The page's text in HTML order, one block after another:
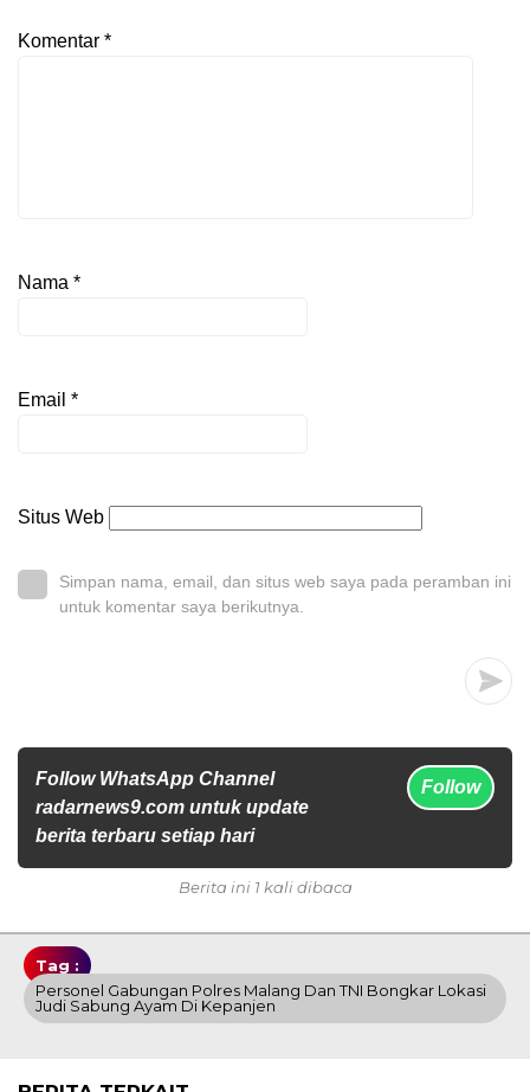
Komentar *
Nama *
Email *
Situs Web
Simpan nama, email, dan situs web saya pada peramban ini
untuk komentar saya berikutnya.
Follow WhatsApp Channel
radarnews9.com untuk update
berita terbaru setiap hari
Follow
Berita ini 1 kali dibaca
Tag :
Personel Gabungan Polres Malang Dan TNI Bongkar Lokasi
Judi Sabung Ayam Di Kepanjen